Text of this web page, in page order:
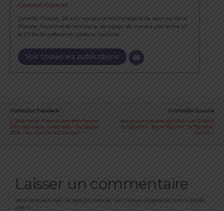
Corentin Crouzet
Corentin Crouzet, 26 ans, masseur kinésithérapeute du sport sur Saint
Etienne. Passionné de montagne, de voyage, de course à pied (entre 10
et 25 km de préférence), trekking, cyclisme.
Voir toutes les publications
Publication Précédente
(1ère Partie - Présentation) Mon Premier
Ultra Marathon : Le Marathon Des Sables
2018 - "Au-Delà De MES Limites" ?
Publication Suivante
Bravez Le Froid Avec Style Et Allure, Grâce À
La Collection "Brave The Cold" De The North
Face !!!
Laisser un commentaire
Votre adresse e-mail ne sera pas publiée. Les champs obligatoires sont indiqués
avec *